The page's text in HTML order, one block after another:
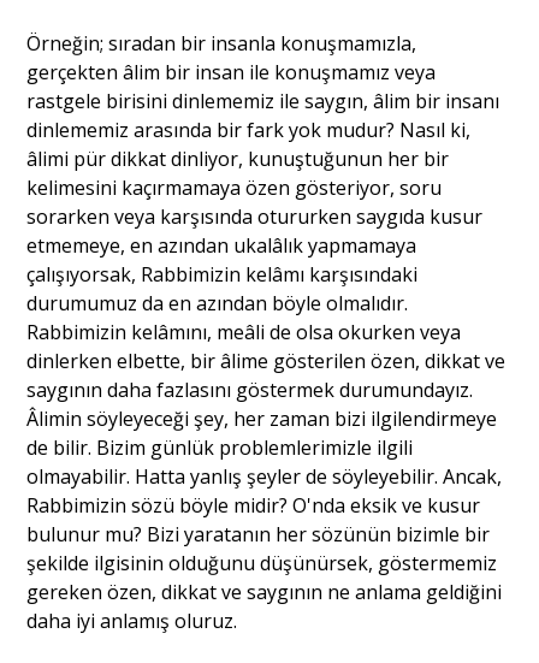
Örneğin; sıradan bir insanla konuşmamızla,
gerçekten âlim bir insan ile konuşmamız veya
rastgele birisini dinlememiz ile saygın, âlim bir insanı
dinlememiz arasında bir fark yok mudur? Nasıl ki,
âlimi pür dikkat dinliyor, kunuştuğunun her bir
kelimesini kaçırmamaya özen gösteriyor, soru
sorarken veya karşısında otururken saygıda kusur
etmemeye, en azından ukalâlık yapmamaya
çalışıyorsak, Rabbimizin kelâmı karşısındaki
durumumuz da en azından böyle olmalıdır.
Rabbimizin kelâmını, meâli de olsa okurken veya
dinlerken elbette, bir âlime gösterilen özen, dikkat ve
saygının daha fazlasını göstermek durumundayız.
Âlimin söyleyeceği şey, her zaman bizi ilgilendirmeye
de bilir. Bizim günlük problemlerimizle ilgili
olmayabilir. Hatta yanlış şeyler de söyleyebilir. Ancak,
Rabbimizin sözü böyle midir? O'nda eksik ve kusur
bulunur mu? Bizi yaratanın her sözünün bizimle bir
şekilde ilgisinin olduğunu düşünürsek, göstermemiz
gereken özen, dikkat ve saygının ne anlama geldiğini
daha iyi anlamış oluruz.